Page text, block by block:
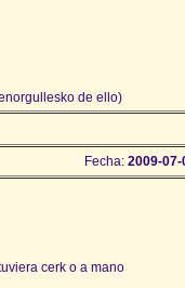
de ello)
Fecha: 2009-
cerk o a mano